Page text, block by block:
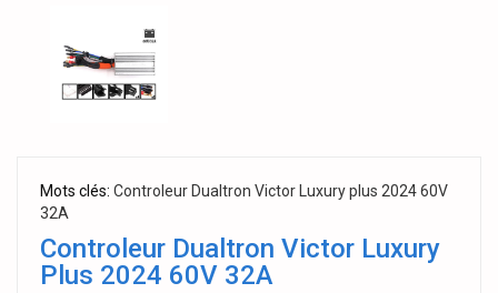
Mots clés: Controleur Dualtron Victor Luxury plus 2024 60V
32A
Controleur Dualtron Victor Luxury
Plus 2024 60V 32A